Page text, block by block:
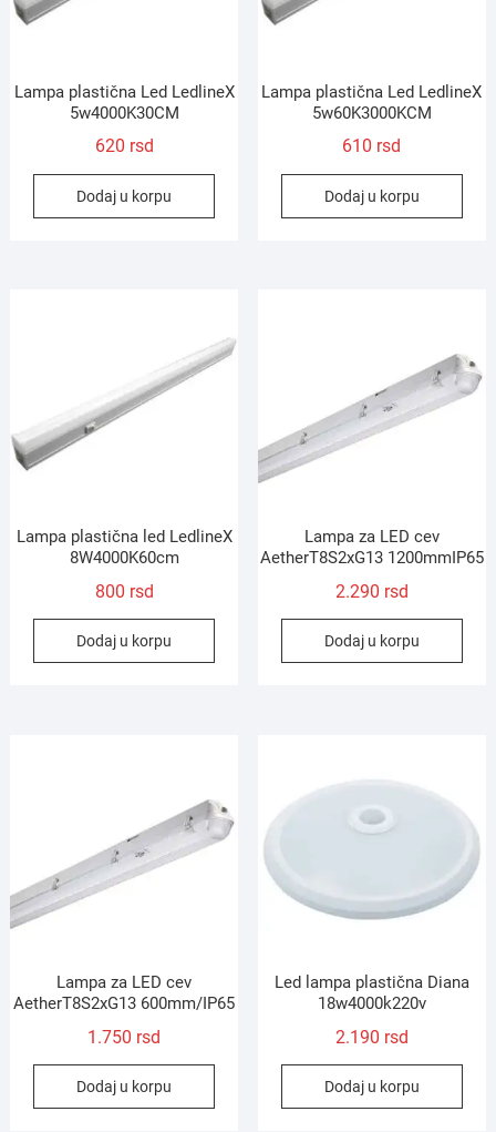
Lampa plastična Led LedlineX
5w4000K30CM
620 rsd
Dodaj u korpu
Lampa plastična Led LedlineX
5w60K3000KCM
610 rsd
Dodaj u korpu
Lampa plastična led LedlineX
8W4000K60cm
800 rsd
Dodaj u korpu
Lampa za LED cev
AetherT8S2xG13 1200mmIP65
2.290 rsd
Dodaj u korpu
Lampa za LED cev
AetherT8S2xG13 600mm/IP65
1.750 rsd
Dodaj u korpu
Led lampa plastična Diana
18w4000k220v
2.190 rsd
Dodaj u korpu